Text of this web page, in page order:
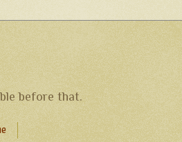
before that.